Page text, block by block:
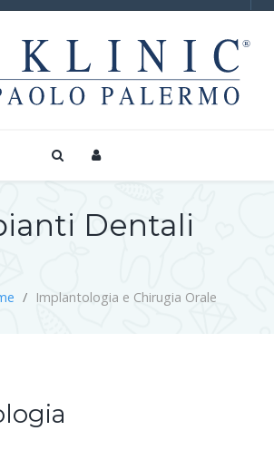
Dentali
Implantologia e Chirugia Orale